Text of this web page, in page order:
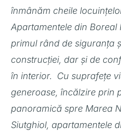
înmânăm cheile
Apartamentele din Boreal
primul rând de siguranța
construcției, dar și de
în interior. Cu suprafețe
generoase, încălzire prin
panoramică spre Marea
Siutghiol, apartamentele